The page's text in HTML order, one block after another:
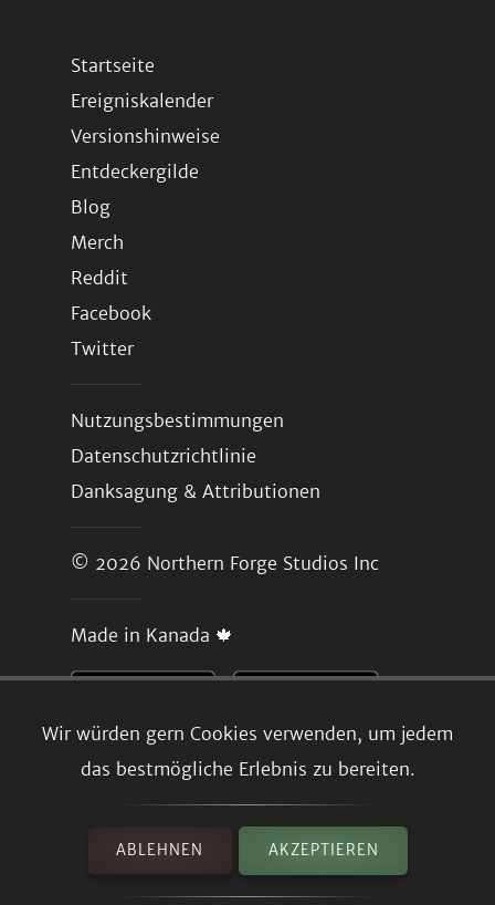
Wir würden gern Cookies verwenden, um jedem
das bestmögliche Erlebnis zu bereiten.
ABLEHNEN AKZEPTIEREN
Startseite
Ereigniskalender
Versionshinweise
Entdeckergilde
Blog
Merch
Reddit
Facebook
Twitter
Nutzungsbestimmungen
Datenschutzrichtlinie
Danksagung & Attributionen
© 2026 Northern Forge Studios Inc
Made in Kanada 🍁